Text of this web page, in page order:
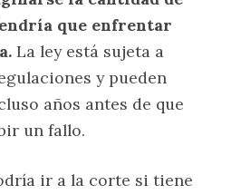
que enfrentar
La ley está sujeta a
y pueden
años antes de que
un fallo.
ir a la corte si tiene